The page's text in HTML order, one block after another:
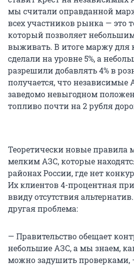
мы считали оправданной
всех участников рынка — это
который позволяет
выживать. В итоге маржу для
сделали на уровне 5%, а
разрешили добавлять 4% в
получается, что независимые
заведомо невыгодном
топливо почти на 2 рубля
Теоретически новые правила
мелким АЗС, которые
районах России, где нет
Их клиентов 4-процентная
ввиду отсутствия
другая проблема:
— Правительство обещает
небольшие АЗС, а мы знаем,
можно задушить